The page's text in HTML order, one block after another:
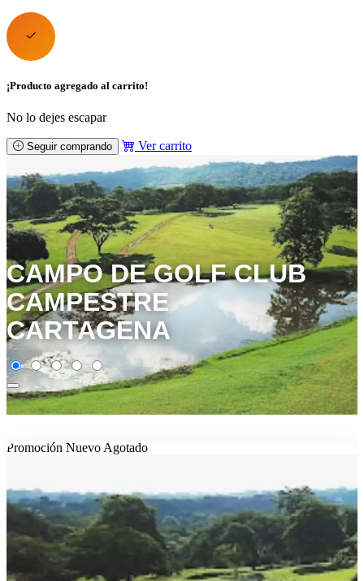
¡Producto agregado al carrito!
No lo dejes escapar
Seguir comprando Ver carrito
CAMPO DE GOLF CLUB
CAMPESTRE
CARTAGENA
Promoción Nuevo Agotado